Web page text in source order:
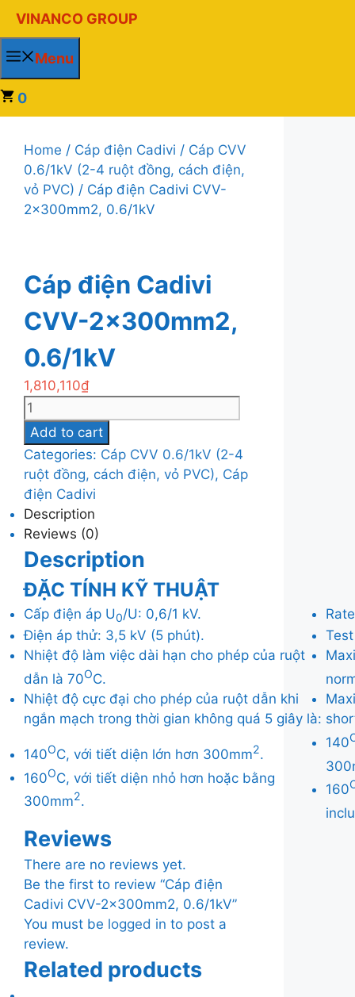
đến
nội
VINANCO GROUP
Menu
0
Home / Cáp điện Cadivi / Cáp CVV
0.6/1kV (2-4 ruột đồng, cách điện,
vỏ PVC) / Cáp điện Cadivi CVV-
2x300mm2, 0.6/1kV
Cáp điện Cadivi
CVV-2x300mm2,
0.6/1kV
1,810,110₫
Cáp
điện
Cadivi
CVV-
2x300mm2,
0.6/1kV
quantity
Add to cart
Categories: Cáp CVV 0.6/1kV (2-4
ruột đồng, cách điện, vỏ PVC), Cáp
điện Cadivi
Description
Reviews (0)
Description
ĐẶC TÍNH KỸ THUẬT
Cấp điện áp U0/U: 0,6/1 kV.
Điện áp thử: 3,5 kV (5 phút).
Nhiệt độ làm việc dài hạn cho phép của ruột
dẫn là 70OC.
Nhiệt độ cực đại cho phép của ruột dẫn khi
ngắn mạch trong thời gian không quá 5 giây là:
140OC, với tiết diện lớn hơn 300mm2.
160OC, với tiết diện nhỏ hơn hoặc bằng
300mm2.
140
160
Reviews
There are no reviews yet.
Be the first to review “Cáp điện
Cadivi CVV-2x300mm2, 0.6/1kV”
You must be logged in to post a
review.
Related products